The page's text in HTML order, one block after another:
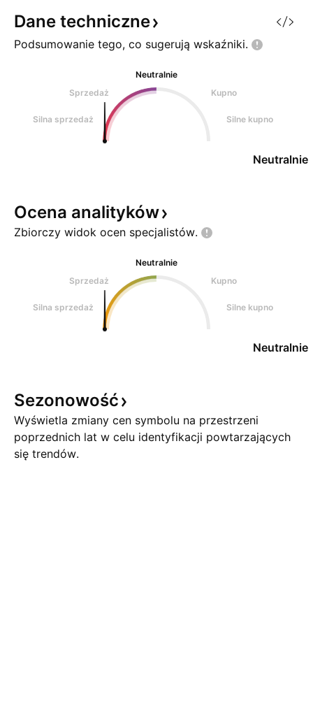
Dane techniczne
Podsumowanie tego, co sugerują wskaźniki.
Neutralnie
Sprzedaż
Kupno
Silna sprzedaż Silne kupno
Neutralnie
Ocena analityków
Zbiorczy widok ocen specjalistów.
Neutralnie
Sprzedaż
Kupno
Silna sprzedaż Silne kupno
Neutralnie
Sezonowość
Wyświetla zmiany cen symbolu na przestrzeni
poprzednich lat w celu identyfikacji powtarzających
się trendów.